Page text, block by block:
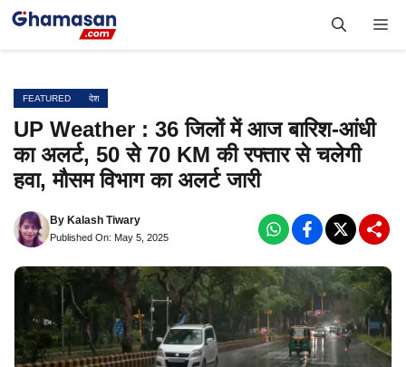
Skip
FEATURED देश
UP Weather : 36 जिलों में आज बारिश-आंधी
का अलर्ट, 50 से 70 KM की रफ्तार से चलेगी
हवा, मौसम विभाग का अलर्ट जारी
By Kalash Tiwary
Published On: May 5, 2025